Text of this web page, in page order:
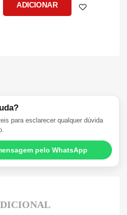
ADICIONAR
para esclarecer qualquer dúvida
pelo WhatsApp